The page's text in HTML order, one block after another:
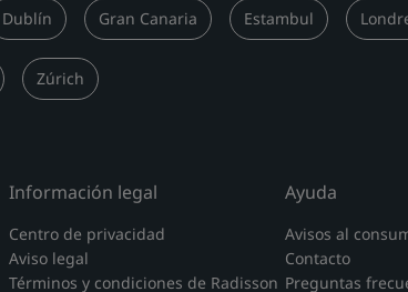
Dublín Gran Canaria Estambul
Zúrich
Información legal
Centro de privacidad
Aviso legal
Términos y condiciones de Radisson
Ayuda
Avisos al
Contacto
Preguntas